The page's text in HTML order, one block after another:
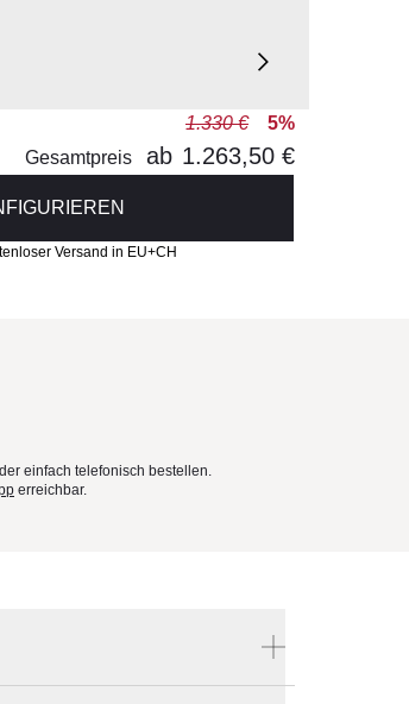
1.330 €
5%
Gesamtpreis
ab 1.263,50 €
Versand in EU+CH
einfach telefonisch bestellen.
erreichbar.